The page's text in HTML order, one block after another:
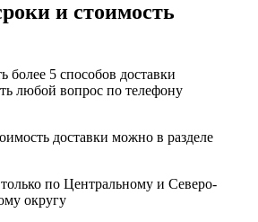
и стоимость
5 способов доставки
любой вопрос по телефону
доставки можно в разделе
по Центральному и Северо-
округу